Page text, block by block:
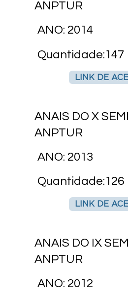
ANPTUR
ANO: 2014
Quantidade:147
LINK DE
ANAIS DO X
ANPTUR
ANO: 2013
Quantidade:126
LINK DE
ANAIS DO IX
ANPTUR
ANO: 2012